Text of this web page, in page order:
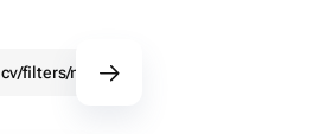
cv/filters/name_fast_delivery